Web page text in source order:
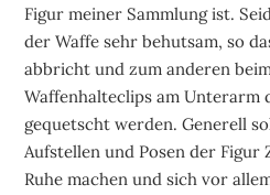
Figur meiner Sammlung ist.
der Waffe sehr behutsam, so
abbricht und zum anderen
Waffenhalteclips am Unterarm
gequetscht werden. Generell
Aufstellen und Posen der Figur
Ruhe machen und sich vor